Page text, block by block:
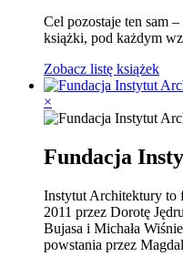
Cel pozostaje ten sam
książki, pod każdym
Zobacz listę książek
×
Fundacja
Instytut Architektury to
2011 przez Dorotę
Bujasa i Michała
powstania przez